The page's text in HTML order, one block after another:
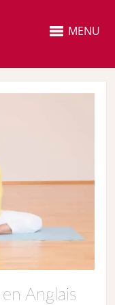
MENU
Anglais